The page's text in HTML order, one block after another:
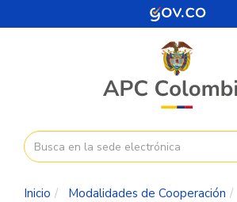
al
Inicio Modalidades de Cooperación